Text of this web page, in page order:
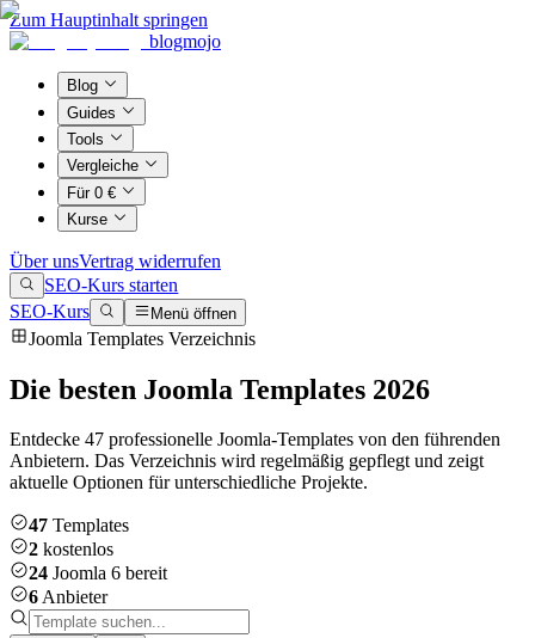
Zum Hauptinhalt springen
blogmojo
Blog
Guides
Tools
Vergleiche
Für 0 €
Kurse
Über unsVertrag widerrufen
SEO-Kurs starten
SEO-Kurs
Menü öffnen
Joomla Templates Verzeichnis
Die besten Joomla Templates 2026
Entdecke 47 professionelle Joomla-Templates von den führenden
Anbietern. Das Verzeichnis wird regelmäßig gepflegt und zeigt
aktuelle Optionen für unterschiedliche Projekte.
47 Templates
2 kostenlos
24 Joomla 6 bereit
6Anbieter